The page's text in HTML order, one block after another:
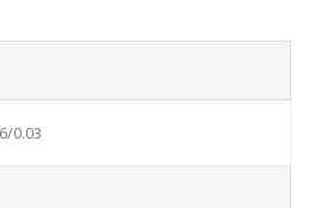
0.03